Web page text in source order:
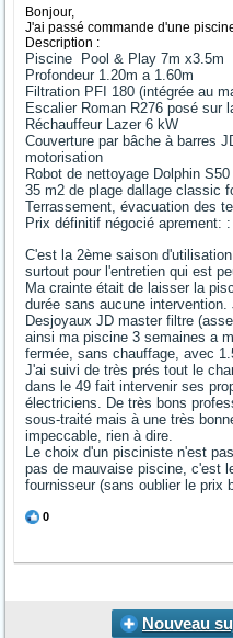
Bonjour,
J'ai passé commande d'une
Description :
Piscine Pool & Play 7m x3.5m
Profondeur 1.20m a 1.60m
Filtration PFI 180 (intégrée au
Escalier Roman R276 posé sur
Réchauffeur Lazer 6 kW
Couverture par bâche à barres
motorisation
Robot de nettoyage Dolphin S50
35 m2 de plage dallage classic
Terrassement, évacuation des
Prix définitif négocié aprement:
C'est la 2ème saison
surtout pour l'entretien qui est
Ma crainte était de laisser la
durée sans aucune
Desjoyaux JD master filtre
ainsi ma piscine 3 semaines a
fermée, sans chauffage, avec
J'ai suivi de très prés tout le
dans le 49 fait intervenir ses
électriciens. De très bons
sous-traité mais à une très
impeccable, rien à dire.
Le choix d'un pisciniste n'est
pas de mauvaise piscine, c'est
fournisseur (sans oublier le prix
0
Nouveau